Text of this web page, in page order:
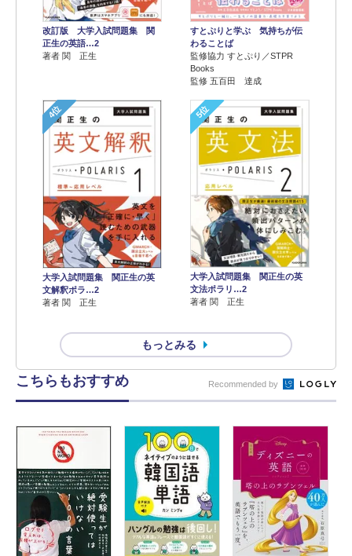
改訂版 大学入試問題集 関
正生の英語…2
著者 関 正生
すとぷりと学ぶ 気持ちが伝
わることば
監修協力 すとぷり／STPR
Books
監修 五百田 達成
4位
大学入試問題集 関正生の英
文解釈ポラ…2
著者 関 正生
5位
大学入試問題集 関正生の英
文法ポラリ…2
著者 関 正生
もっとみる
こちらもおすすめ Recommended by